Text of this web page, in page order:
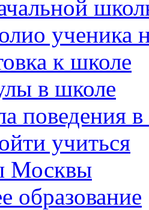
ученика
к школе
в школе
поведения
учиться
Москвы
образование